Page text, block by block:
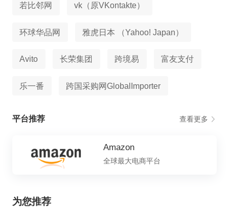
若比邻网 vk（原VKontakte）
环球华品网 雅虎日本 （Yahoo! Japan）
Avito 长荣集团 跨境易 富友支付
乐一番 跨国采购网GlobalImporter
平台推荐 查看更多
Amazon
全球最大电商平台
为您推荐